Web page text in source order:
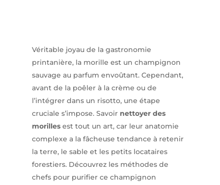
Véritable joyau de la gastronomie
printanière, la morille est un champignon
sauvage au parfum envoûtant. Cependant,
avant de la poêler à la crème ou de
l’intégrer dans un risotto, une étape
cruciale s’impose. Savoir nettoyer des
morillesest tout un art, car leur anatomie
complexe a la fâcheuse tendance à retenir
la terre, le sable et les petits locataires
forestiers. Découvrez les méthodes de
chefs pour purifier ce champignon